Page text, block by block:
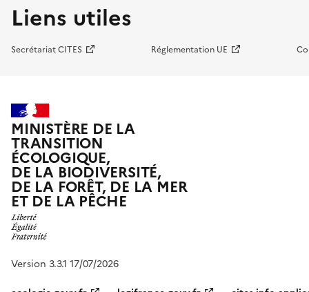
Liens utiles
Secrétariat CITES Réglementation UE
MINISTÈRE DE LA
TRANSITION
ÉCOLOGIQUE,
DE LA BIODIVERSITÉ,
DE LA FORÊT, DE LA MER
ET DE LA PÊCHE
Version 3.3.1 17/07/2026